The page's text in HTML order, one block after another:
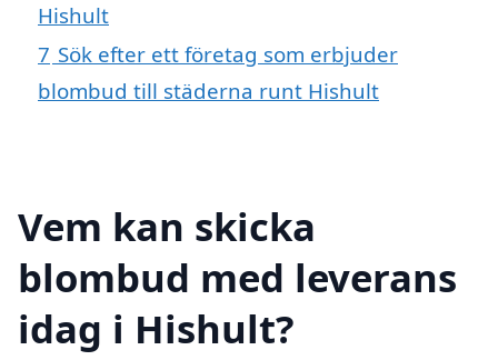
Hishult
7 Sök efter ett företag som erbjuder
blombud till städerna runt Hishult
Vem kan skicka
blombud med leverans
idag i Hishult?